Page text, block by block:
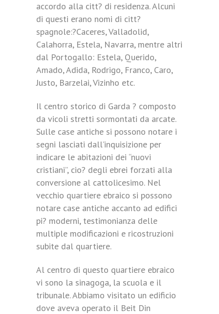
accordo alla citt? di residenza. Alcuni
di questi erano nomi di citt?
spagnole:?Caceres, Valladolid,
Calahorra, Estela, Navarra, mentre altri
dal Portogallo: Estela, Querido,
Amado, Adida, Rodrigo, Franco, Caro,
Justo, Barzelai, Vizinho etc.
Il centro storico di Garda ? composto
da vicoli stretti sormontati da arcate.
Sulle case antiche si possono notare i
segni lasciati dall’inquisizione per
indicare le abitazioni dei “nuovi
cristiani”, cio? degli ebrei forzati alla
conversione al cattolicesimo. Nel
vecchio quartiere ebraico si possono
notare case antiche accanto ad edifici
pi? moderni, testimonianza delle
multiple modificazioni e ricostruzioni
subite dal quartiere.
Al centro di questo quartiere ebraico
vi sono la sinagoga, la scuola e il
tribunale. Abbiamo visitato un edificio
dove aveva operato il Beit Din